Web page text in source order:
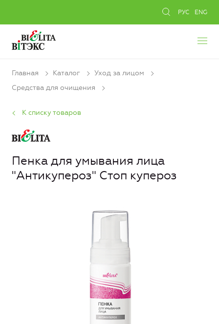
РУС ENG
Главная Каталог
Уход за лицом
Средства для очищения
К списку товаров
Пенка для умывания лица
"Антикупероз" Стоп купероз